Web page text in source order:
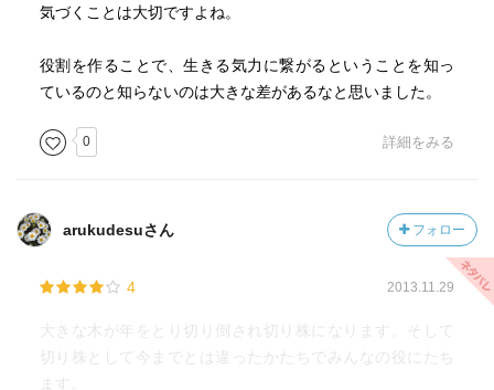
気づくことは大切ですよね。
役割を作ることで、生きる気力に繋がるということを知っ
ているのと知らないのは大きな差があるなと思いました。
0 詳細をみる
arukudesuさん フォロー
4 2013.11.29
大きな木が年をとり切り倒され切り株になります。そして
切り株として今までとは違ったかたちでみんなの役にたち
ます。